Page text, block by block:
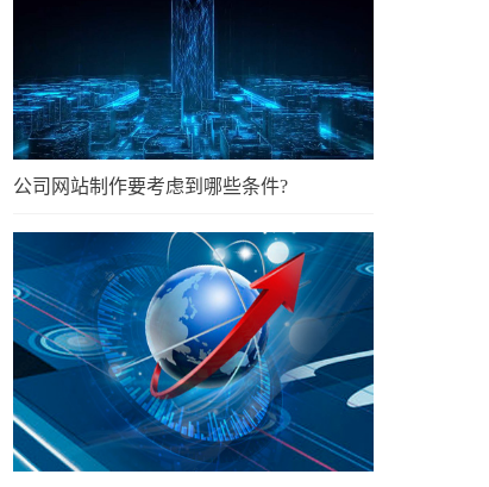
公司网站制作要考虑到哪些条件?